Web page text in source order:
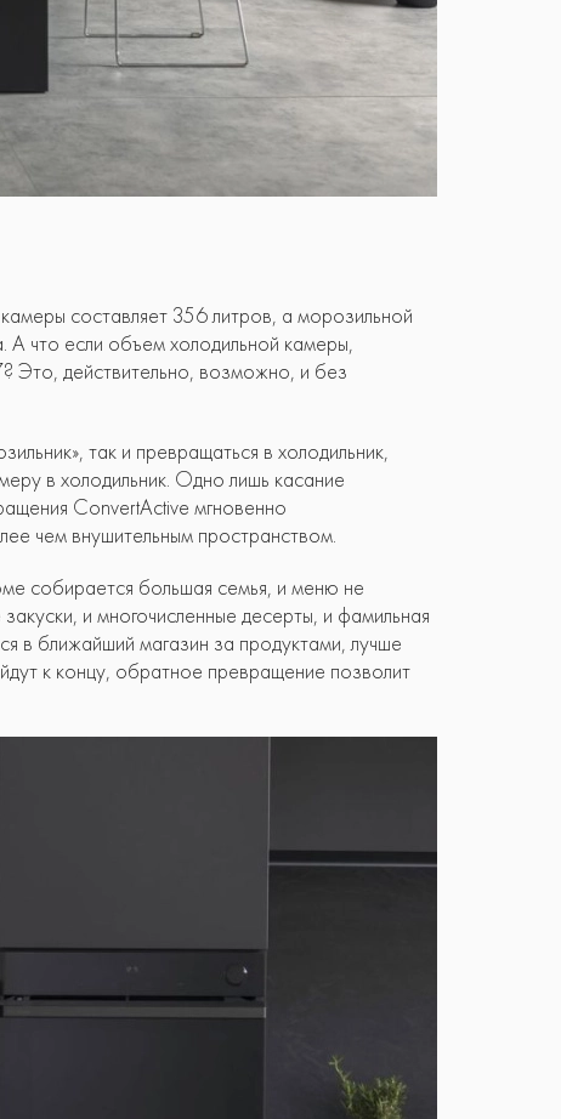
составляет 356 литров, а морозильной
что если объем холодильной камеры,
Это, действительно, возможно, и без
так и превращаться в холодильник,
в холодильник. Одно лишь касание
ConvertActive мгновенно
чем внушительным пространством.
собирается большая семья, и меню не
и многочисленные десерты, и фамильная
в ближайший магазин за продуктами, лучше
к концу, обратное превращение позволит